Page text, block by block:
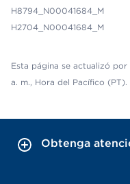
H8794_N00041684_M
H2704_N00041684_M
Esta página se actualizó
a. m., Hora del Pacífico (PT).
Obtenga